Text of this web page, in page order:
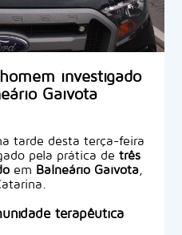
investigado
Gaivota
tarde desta terça-feira
pela prática de três
em Balneário Gaivota,
terapêutica